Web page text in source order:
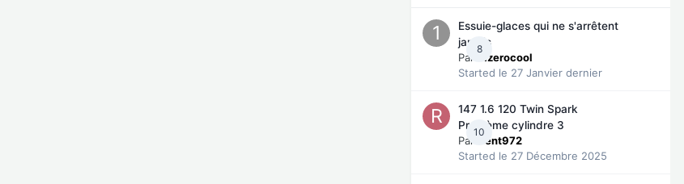
8
Essuie-glaces qui ne s'arrêtent
jamais
Par
11zerocool
Started le 27 Janvier dernier
10
147 1.6 120 Twin Spark
Problème cylindre 3
Par
Rent972
Started le 27 Décembre 2025